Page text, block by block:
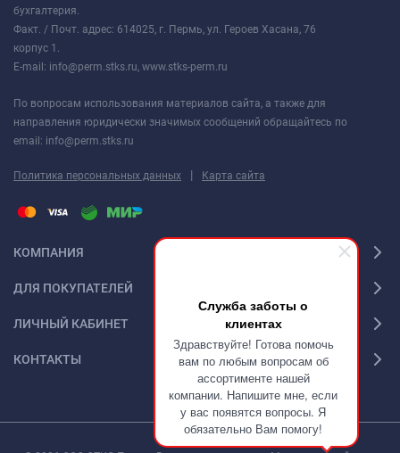
Служба заботы о
клиентах
Здравствуйте! Готова помочь
вам по любым вопросам об
ассортименте нашей
компании. Напишите мне, если
у вас появятся вопросы. Я
обязательно Вам помогу!
бухгалтерия.
Факт. / Почт. адрес: 614025, г. Пермь, ул. Героев Хасана, 76
корпус 1.
E-mail: info@perm.stks.ru, www.stks-perm.ru
По вопросам использования материалов сайта, а также для
направления юридически значимых сообщений обращайтесь по
email: info@perm.stks.ru
Политика персональных данных | Карта сайта
КОМПАНИЯ
ДЛЯ ПОКУПАТЕЛЕЙ
ЛИЧНЫЙ КАБИНЕТ
КОНТАКТЫ